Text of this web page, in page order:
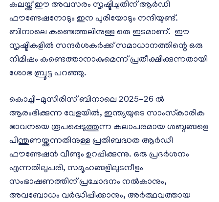
കലയ്ക്ക് ഈ അവസരം സൃഷ്ടിച്ചതിന് ആര്‍ഡി
ഫൗണ്ടേഷനോടും ഇന പുരിയോടും നന്ദിയുണ്ട്.
ബിനാലെ കണ്ടെത്തലിനുള്ള ഒരു ഇടമാണ്. ഈ
സൃഷ്ടികളില്‍ സന്ദര്‍ശകര്‍ക്ക് സമാധാനത്തിന്റെ ഒരു
നിമിഷം കണ്ടെത്താനാകുമെന്ന് പ്രതീക്ഷിക്കുന്നതായി
ശോഭ ബ്രൂട്ട പറഞ്ഞു.
കൊച്ചി-മുസിരിസ് ബിനാലെ 2025-26 ല്‍
ആരംഭിക്കുന്ന വേളയില്‍, ഇന്ത്യയുടെ സാംസ്‌കാരിക
ഭാവനയെ രൂപപ്പെടുത്തുന്ന കലാപരമായ ശബ്ദങ്ങളെ
പിന്തുണയ്ക്കുന്നതിനുള്ള പ്രതിബദ്ധത ആര്‍ഡീ
ഫൗണ്ടേഷന്‍ വീണ്ടും ഉറപ്പിക്കുന്നു. ഒരു പ്രദര്‍ശനം
എന്നതിലുപരി, സമൂഹങ്ങളിലുടനീളം
സംഭാഷണത്തിന് പ്രചോദനം നല്‍കാനും,
അവബോധം വര്‍ദ്ധിപ്പിക്കാനും, അര്‍ത്ഥവത്തായ